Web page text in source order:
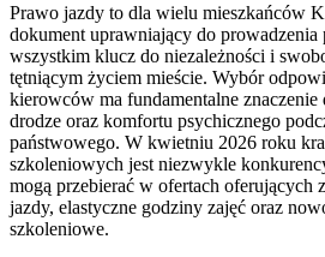
Prawo jazdy to dla wielu mieszkańców
dokument uprawniający do prowadzenia
wszystkim klucz do niezależności i
tętniącym życiem mieście. Wybór
kierowców ma fundamentalne znaczenie
drodze oraz komfortu psychicznego
państwowego. W kwietniu 2026 roku
szkoleniowych jest niezwykle
mogą przebierać w ofertach oferujących
jazdy, elastyczne godziny zajęć oraz
szkoleniowe.